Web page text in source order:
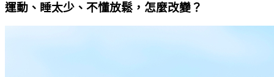
運動、睡太少、不懂放鬆，怎麼改變？